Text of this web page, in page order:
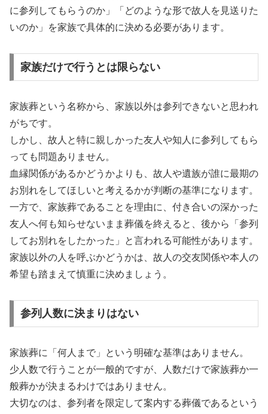
に参列してもらうのか」「どのような形で故人を見送りた
いのか」を家族で具体的に決める必要があります。
家族だけで行うとは限らない
家族葬という名称から、家族以外は参列できないと思われ
がちです。
しかし、故人と特に親しかった友人や知人に参列してもら
っても問題ありません。
血縁関係があるかどうかよりも、故人や遺族が誰に最期の
お別れをしてほしいと考えるかが判断の基準になります。
一方で、家族葬であることを理由に、付き合いの深かった
友人へ何も知らせないまま葬儀を終えると、後から「参列
してお別れをしたかった」と言われる可能性があります。
家族以外の人を呼ぶかどうかは、故人の交友関係や本人の
希望も踏まえて慎重に決めましょう。
参列人数に決まりはない
家族葬に「何人まで」という明確な基準はありません。
少人数で行うことが一般的ですが、人数だけで家族葬か一
般葬かが決まるわけではありません。
大切なのは、参列者を限定して案内する葬儀であるという